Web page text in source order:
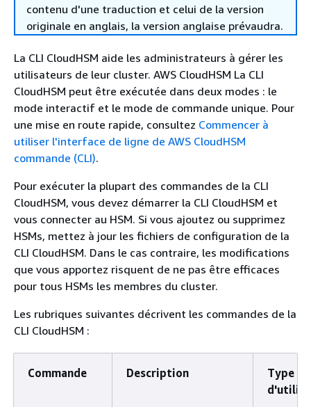
contenu d'une traduction et celui de la version
originale en anglais, la version anglaise prévaudra.
La CLI CloudHSM aide les administrateurs à gérer les
utilisateurs de leur cluster. AWS CloudHSM La CLI
CloudHSM peut être exécutée dans deux modes : le
mode interactif et le mode de commande unique. Pour
une mise en route rapide, consultez Commencer à
utiliser l'interface de ligne de AWS CloudHSM
commande (CLI).
Pour exécuter la plupart des commandes de la CLI
CloudHSM, vous devez démarrer la CLI CloudHSM et
vous connecter au HSM. Si vous ajoutez ou supprimez
HSMs, mettez à jour les fichiers de configuration de la
CLI CloudHSM. Dans le cas contraire, les modifications
que vous apportez risquent de ne pas être efficaces
pour tous HSMs les membres du cluster.
Les rubriques suivantes décrivent les commandes de la
CLI CloudHSM :
Commande Description
Type